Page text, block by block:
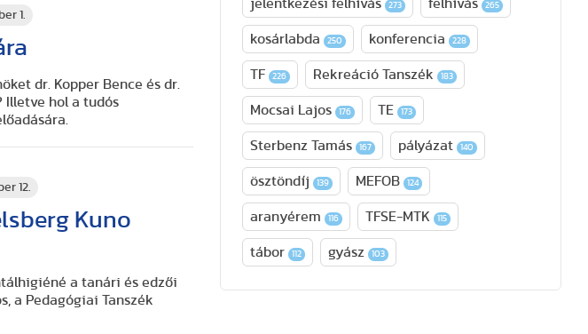
1.
dr. Kopper Bence és dr.
Illetve hol a tudós
12.
Kuno
a tanári és edzői
a Pedagógiai Tanszék
jelentkezési felhívás 273 felhívás 265
kosárlabda 250 konferencia 228
TF 226 Rekreáció Tanszék 183
Mocsai Lajos 176 TE 173
Sterbenz Tamás 167 pályázat 140
ösztöndíj 139 MEFOB 124
aranyérem 116 TFSE-MTK 115
tábor 112 gyász 103